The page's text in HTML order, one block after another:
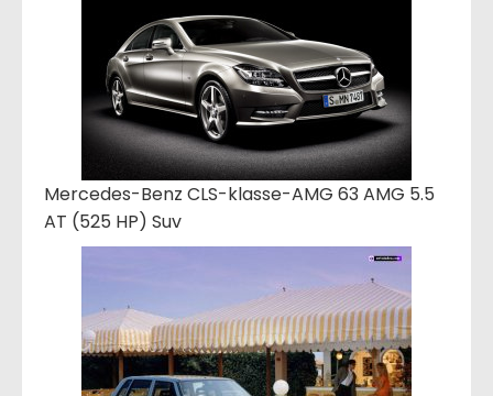
Mercedes-Benz CLS-klasse-AMG 63 AMG 5.5
AT (525 HP) Suv